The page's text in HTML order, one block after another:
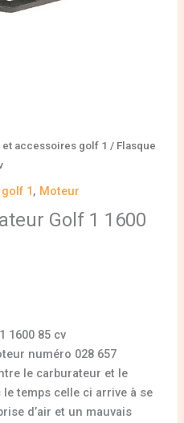
et accessoires golf 1 / Flasque
1, Moteur
Golf 1 1600
1600 85 cv
numéro 028 657
le carburateur et le
temps celle ci arrive à se
d’air et un mauvais